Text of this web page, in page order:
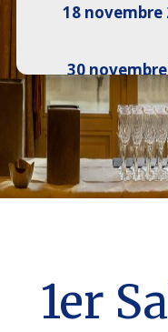
18 novembre
30
Rives » I
7 décembre
18h30 à 21h,
Cercle
1er